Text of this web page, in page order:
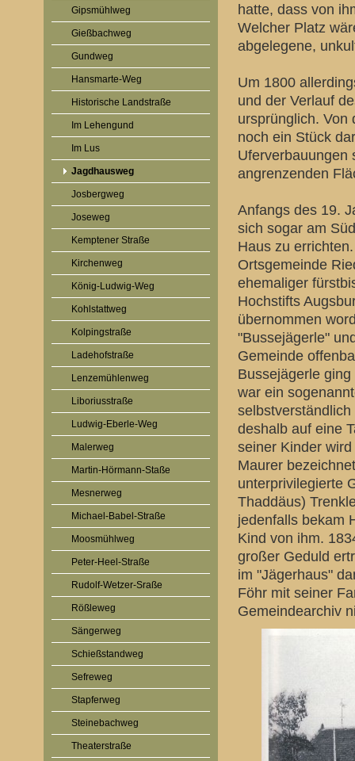
Gipsmühlweg
Gießbachweg
Gundweg
Hansmarte-Weg
Historische Landstraße
Im Lehengund
Im Lus
Jagdhausweg
Josbergweg
Joseweg
Kemptener Straße
Kirchenweg
König-Ludwig-Weg
Kohlstattweg
Kolpingstraße
Ladehofstraße
Lenzemühlenweg
Liboriusstraße
Ludwig-Eberle-Weg
Malerweg
Martin-Hörmann-Staße
Mesnerweg
Michael-Babel-Straße
Moosmühlweg
Peter-Heel-Straße
Rudolf-Wetzer-Sraße
Rößleweg
Sängerweg
Schießstandweg
Sefreweg
Stapferweg
Steinebachweg
Theaterstraße
hatte, dass von
Welcher Platz
abgelegene,
Um 1800
und der Verlauf
ursprünglich. Von
noch ein Stück
Uferverbauungen
angrenzenden
Anfangs des 19.
sich sogar am
Haus zu
Ortsgemeinde
ehemaliger
Hochstifts
übernommen
"Bussejägerle"
Gemeinde
Bussejägerle
war ein
deshalb auf eine
seiner Kinder
Maurer
unterprivilegierte
Thaddäus)
jedenfalls bekam
Kind von ihm.
großer Geduld
im "Jägerhaus"
Föhr mit seiner
Gemeindearchiv